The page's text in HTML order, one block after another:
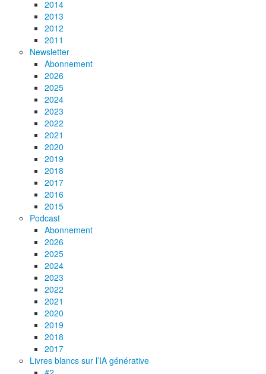
2014
2013
2012
2011
Newsletter
Abonnement
2026
2025
2024
2023
2022
2021
2020
2019
2018
2017
2016
2015
Podcast
Abonnement
2026
2025
2024
2023
2022
2021
2020
2019
2018
2017
Livres blancs sur l’IA générative